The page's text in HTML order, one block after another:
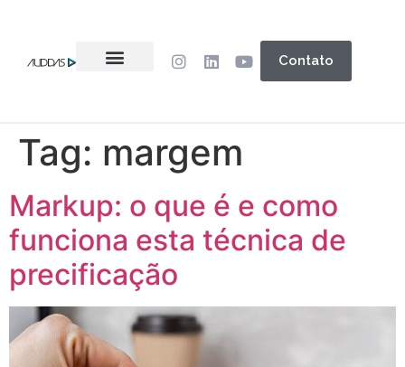
Contato
Tag: margem
Markup: o que é e como
funciona esta técnica de
precificação